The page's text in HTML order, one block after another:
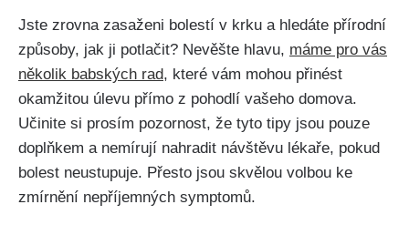
Jste‌ zrovna zasaženi ⁣bolestí v krku a hledáte přírodní
způsoby, jak ji potlačit?​ Nevěšte hlavu, máme pro vás
několik babských rad, které vám mohou přinést​
okamžitou úlevu přímo z pohodlí ⁣vašeho domova.
Učinite⁢ si prosím pozornost, ⁤že⁢ tyto​ tipy jsou pouze
doplňkem a ​nemírují ⁤nahradit návštěvu lékaře, pokud
bolest​ neustupuje. Přesto jsou skvělou volbou ke
zmírnění nepříjemných symptomů.